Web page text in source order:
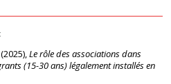
(2025),Le rôle des associations dans
(15-30 ans) légalement installés en